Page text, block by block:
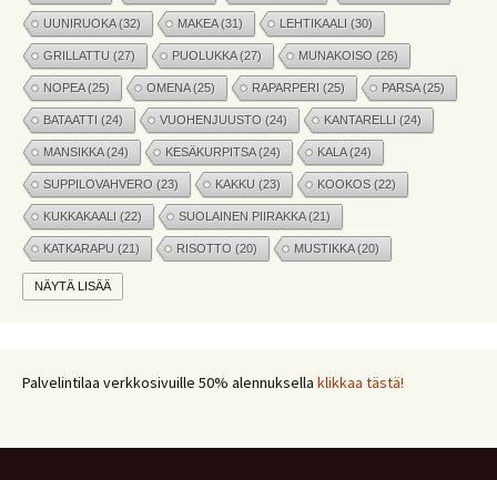
UUNIRUOKA(32) MAKEA(31) LEHTIKAALI (30)
GRILLATTU (27) PUOLUKKA(27) MUNAKOISO (26)
NOPEA(25) OMENA(25) RAPARPERI (25) PARSA(25)
BATAATTI (24) VUOHENJUUSTO (24) KANTARELLI (24)
MANSIKKA(24) KESÄKURPITSA(24) KALA(24)
SUPPILOVAHVERO (23) KAKKU (23) KOOKOS (22)
KUKKAKAALI (22) SUOLAINEN PIIRAKKA(21)
KATKARAPU (21) RISOTTO (20) MUSTIKKA(20)
MARJAT(19)
JÄLKIRUOKA (17) PAPRIKA (17) COUSCOUS (17)
NÄYTÄ LISÄÄ
Palvelintilaa verkkosivuille 50% alennuksella klikkaa tästä!